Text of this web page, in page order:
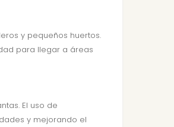
y pequeños huertos.
para llegar a áreas
El uso de
y mejorando el